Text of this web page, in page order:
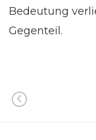
Bedeutung
Gegenteil.